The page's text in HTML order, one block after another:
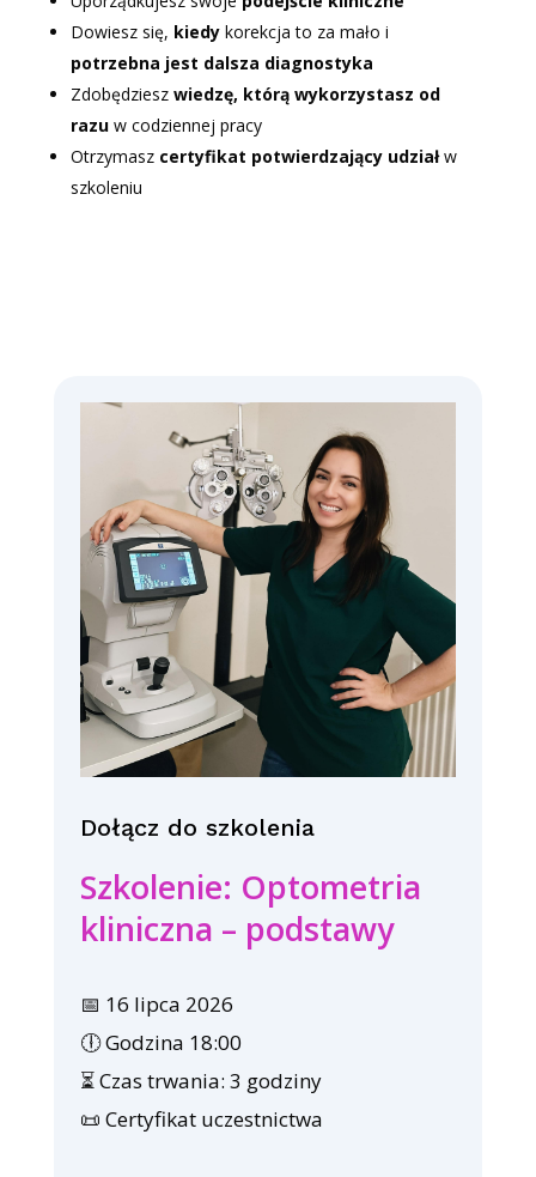
Dowiesz się, kiedykorekcja to za mało i
potrzebna jest dalsza diagnostyka
Zdobędziesz wiedzę, którą wykorzystasz od
razuw codziennej pracy
Otrzymasz certyfikat potwierdzający udziałw
szkoleniu
Dołącz do szkolenia
Szkolenie: Optometria
kliniczna – podstawy
📅 16 lipca 2026
🕕 Godzina 18:00
⏳ Czas trwania: 3 godziny
📜 Certyfikat uczestnictwa